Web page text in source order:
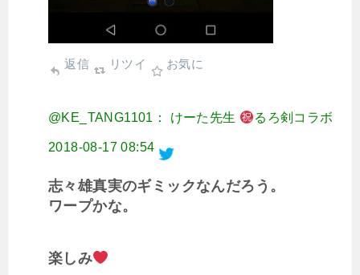
返信 リツイ お気に
@KE_TANG1101： けーた先生 るろ剣コラボ
2018-08-17 08:54
志々雄真実のギミックなんだろう。
ワープかな。
楽しみ